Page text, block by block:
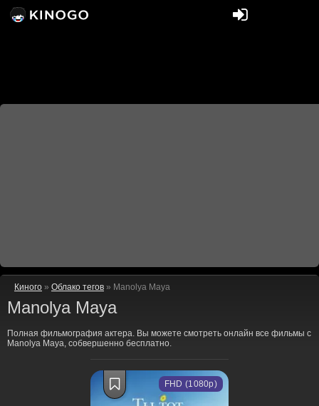
Киного » Облако тегов » Manolya Maya
Manolya Maya
Полная фильмография актера. Вы можете смотреть онлайн все фильмы с
Manolya Maya, собвершенно бесплатно.
FHD (1080p)